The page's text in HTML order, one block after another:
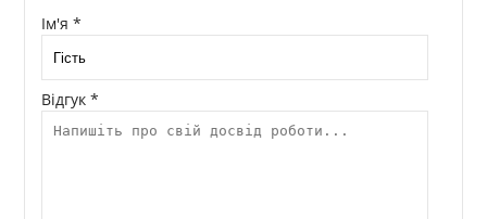
Ім'я *
Відгук *